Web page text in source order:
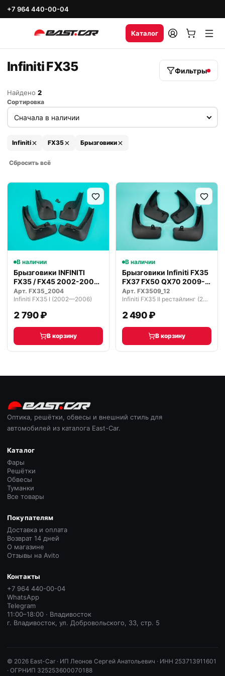
+7 964 440-00-04
Каталог
Infiniti FX35 Фильтры
Найдено 2
Сортировка
Infiniti FX35 Брызговики
Сбросить всё
В наличии
Брызговики INFINITI
FX35 / FX45 2002-2008
г.
Арт. FX35_2004
Infiniti FX35 I (2002—2006)
2 790 ₽
В корзину
В наличии
Брызговики Infiniti FX35
FX37 FX50 QX70 2009-
2015…
Арт. FX3509_12
Infiniti FX35 II рестайлинг (2011—2013)
2 490 ₽
В корзину
Оптика, решётки, обвесы и внешний стиль для
автомобилей из каталога East-Car.
Каталог
Фары
Решётки
Обвесы
Туманки
Все товары
Покупателям
Доставка и оплата
Возврат 14 дней
О магазине
Отзывы на Avito
Контакты
+7 964 440-00-04
WhatsApp
Telegram
11:00–18:00 · Владивосток
г. Владивосток, ул. Добровольского, 33, стр. 5
© 2026 East-Car · ИП Леонов Сергей Анатольевич · ИНН 253713911601
· ОГРНИП 325253600070188